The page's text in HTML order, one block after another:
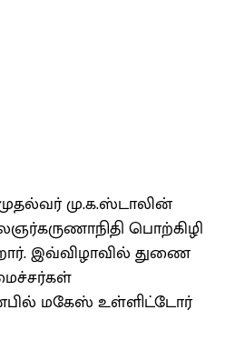
மு.க.ஸ்டாலின்
பொற்கிழி
இவ்விழாவில் துணை
மகேஸ் உள்ளிட்டோர்